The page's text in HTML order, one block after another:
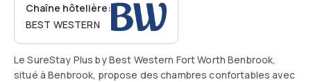
Chaîne hôtelière:
BEST WESTERN
Le SureStay Plus by Best Western Fort Worth Benbrook,
situé à Benbrook, propose des chambres confortables avec